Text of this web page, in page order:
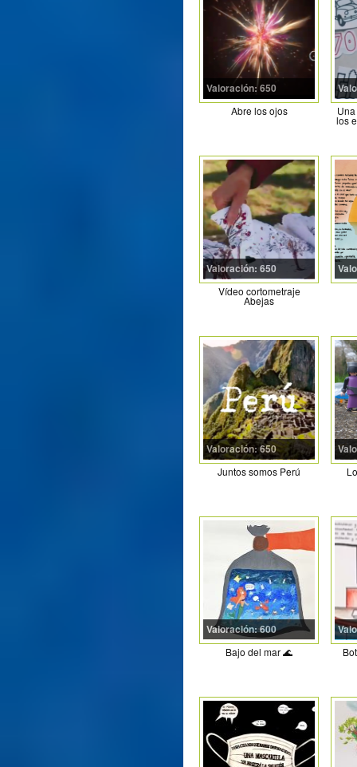
Valoración: 650
Abre los ojos
los
Valoración: 650
Vídeo cortometraje
Abejas
Valoración: 650
Juntos somos Perú
Valoración: 600
Bajo del mar 🌊